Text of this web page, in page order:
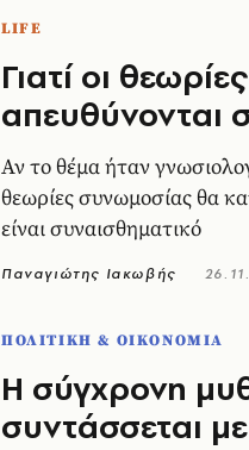
LIFE
Γιατί οι
απευθύνονται
Αν το θέμα ήταν
θεωρίες συνωμοσίας θα
είναι συναισθηματικό
Παναγιώτης Ιακωβής
ΠΟΛΙΤΙΚΗ & ΟΙΚΟΝΟΜΙΑ
Η σύγχρονη
συντάσσεται